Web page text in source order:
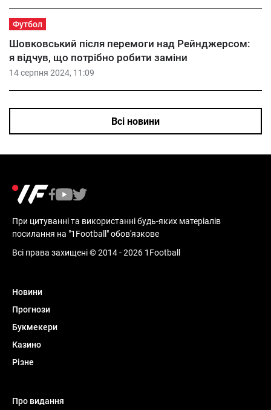
Футбол
14 серпня 2024, 11:09
Шовковський після перемоги над Рейнджерсом:
я відчув, що потрібно робити заміни
Всі новини
При цитуванні та використанні будь-яких матеріалів
посилання на "1Football" обов'язкове
Всі права захищені © 2014 - 2026 1Football
Новини
Прогнози
Букмекери
Казино
Різне
Про видання